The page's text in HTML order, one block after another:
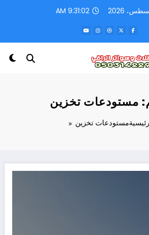
9:31:02 AM
مستودعات تخزين
مستودعات تخزين